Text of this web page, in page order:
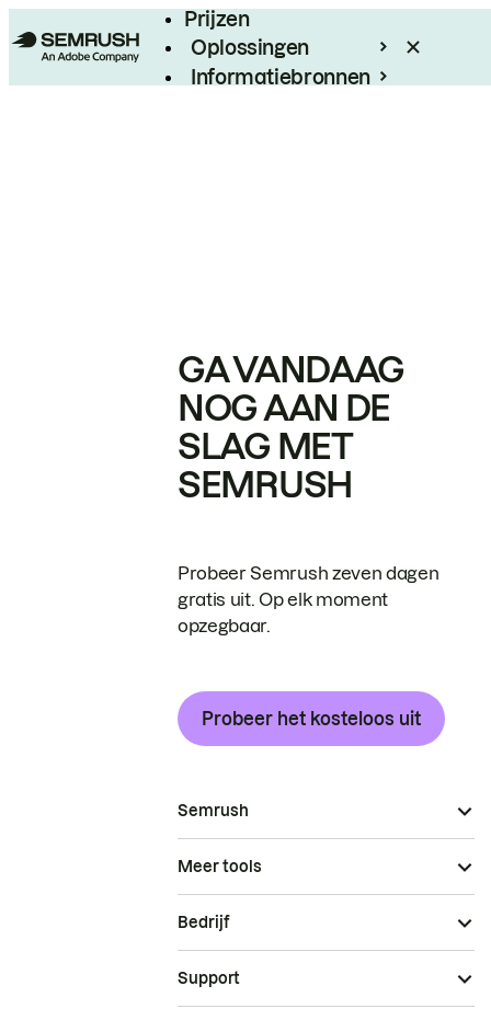
Prijzen
Oplossingen
Informatiebronnen
GA VANDAAG
NOG AAN DE
SLAG MET
SEMRUSH
Probeer Semrush zeven dagen
gratis uit. Op elk moment
opzegbaar.
Probeer het kosteloos uit
Semrush
Meer tools
Bedrijf
Support